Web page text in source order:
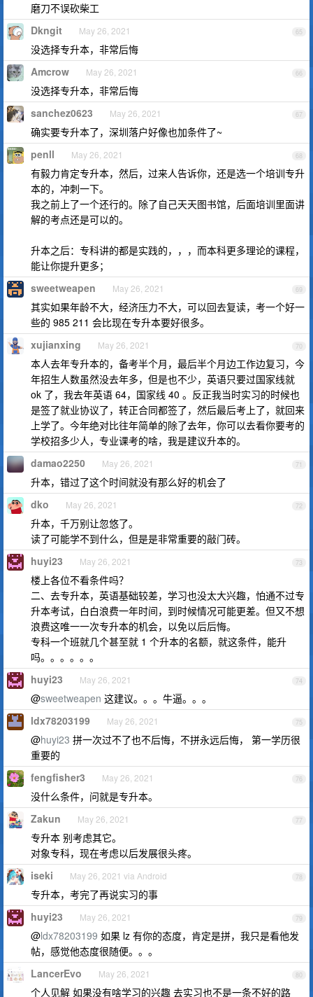
磨刀不误砍柴工
65
Dkngit May 26, 2021
没选择专升本，非常后悔
66
Amcrow May 26, 2021
没选择专升本，非常后悔
67
sanchez0623 May 26, 2021
确实要专升本了，深圳落户好像也加条件了~
68
penll May 26, 2021
有毅力肯定专升本，然后，过来人告诉你，还是选一个培训专升
本的，冲刺一下。
我之前上了一个还行的。除了自己天天图书馆，后面培训里面讲
解的考点还是可以的。
升本之后：专科讲的都是实践的，，，而本科更多理论的课程，
能让你提升更多；
69
sweetweapen May 26, 2021
其实如果年龄不大，经济压力不大，可以回去复读，考一个好一
些的 985 211 会比现在专升本要好很多。
70
xujianxing May 26, 2021
本人去年专升本的，备考半个月，最后半个月边工作边复习，今
年招生人数虽然没去年多，但是也不少，英语只要过国家线就
ok 了，我去年英语 64，国家线 40 。反正我当时实习的时候也
是签了就业协议了，转正合同都签了，然后最后考上了，就回来
上学了。今年绝对比往年简单的除了去年，你可以去看你要考的
学校招多少人，专业课考的啥，我是建议升本的。
71
damao2250 May 26, 2021
升本，错过了这个时间就没有那么好的机会了
72
dko May 26, 2021
升本，千万别让忽悠了。
读了可能学不到什么，但是是非常重要的敲门砖。
73
huyi23 May 26, 2021
楼上各位不看条件吗？
二、去专升本，英语基础较差，学习也没太大兴趣，怕通不过专
升本考试，白白浪费一年时间，到时候情况可能更差。但又不想
浪费这唯一一次专升本的机会，以免以后后悔。
专科一个班就几个甚至就 1 个升本的名额，就这条件，能升
吗。。。。。。
74
huyi23 May 26, 2021
@sweetweapen 这建议。。。牛逼。。。
75
ldx78203199 May 26, 2021
@huyi23 拼一次过不了也不后悔，不拼永远后悔， 第一学历很
重要的
76
fengfisher3 May 26, 2021
没什么条件，问就是专升本。
77
Zakun May 26, 2021
专升本 别考虑其它。
对象专科，现在考虑以后发展很头疼。
78
iseki May 26, 2021 via Android
专升本，考完了再说实习的事
79
huyi23 May 26, 2021
@ldx78203199 如果 lz 有你的态度，肯定是拼，我只是看他发
帖，感觉他态度很随便。。。
80
LancerEvo May 26, 2021
个人见解 如果没有啥学习的兴趣 去实习也不是一条不好的路